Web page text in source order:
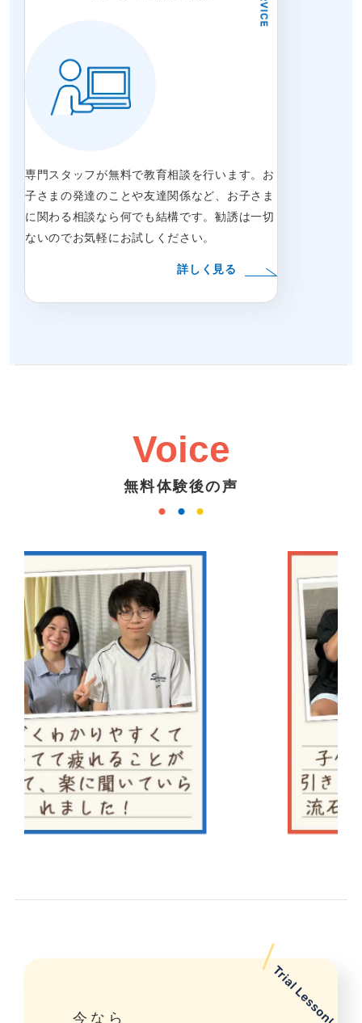
専門スタッフが無料で教育相談を行います。お
子さまの発達のことや友達関係など、お子さま
に関わる相談なら何でも結構です。勧誘は一切
ないのでお気軽にお試しください。
詳しく見る
Voice
無料体験後の声
今なら